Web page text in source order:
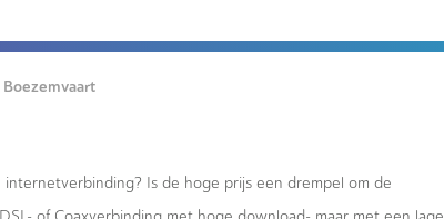
Boezemvaart
Is de hoge prijs een drempel om de